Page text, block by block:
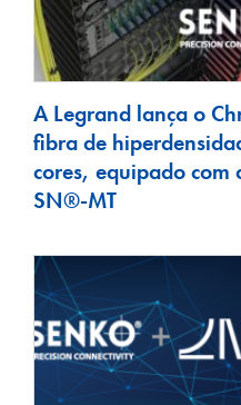
A Legrand lança o
fibra de
cores, equipado com
SN®-MT